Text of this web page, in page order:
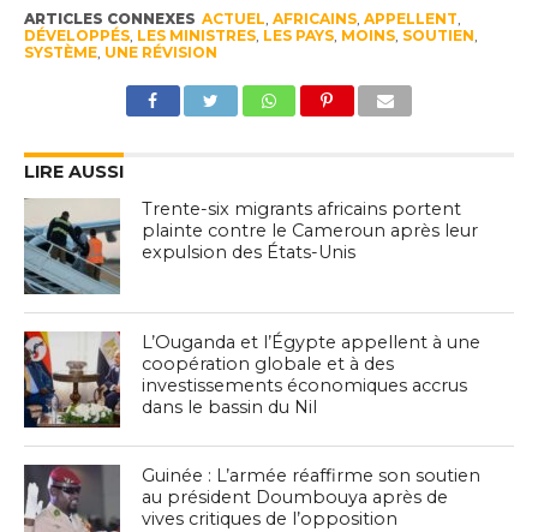
ARTICLES CONNEXES ACTUEL, AFRICAINS, APPELLENT,
DÉVELOPPÉS, LES MINISTRES, LES PAYS, MOINS, SOUTIEN,
SYSTÈME, UNE RÉVISION
LIRE AUSSI
Trente-six migrants africains portent
plainte contre le Cameroun après leur
expulsion des États-Unis
L’Ouganda et l’Égypte appellent à une
coopération globale et à des
investissements économiques accrus
dans le bassin du Nil
Guinée : L’armée réaffirme son soutien
au président Doumbouya après de
vives critiques de l’opposition